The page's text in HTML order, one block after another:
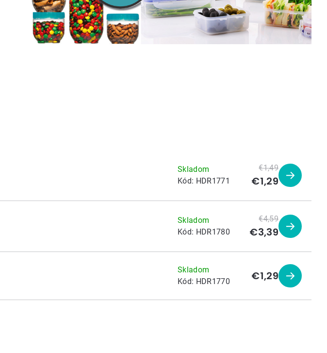
Skladom
Kód: HDR1771
€1,49
€1,29
Zobraziť
Skladom
Kód: HDR1780
€4,59
€3,39
Zobraziť
Skladom
Kód: HDR1770 €1,29
Zobraziť